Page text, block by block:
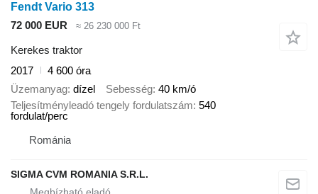
Fendt Vario 313
72 000 EUR
≈ 26 230 000 Ft
Kerekes traktor
2017
4 600 óra
Üzemanyag dízel Sebesség 40 km/ó
Teljesítményleadó tengely fordulatszám 540
fordulat/perc
Románia
SIGMA CVM ROMANIA S.R.L.